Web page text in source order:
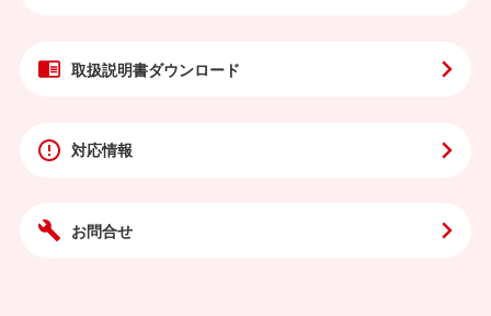
取扱説明書ダウンロード
対応情報
お問合せ